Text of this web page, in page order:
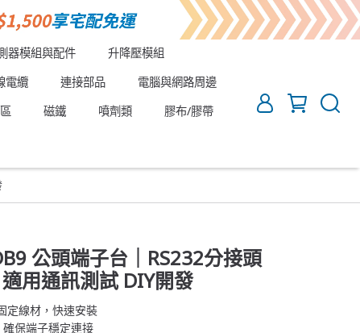
器模組與配件
升降壓模組
電纜 連接部品
電腦與網路周邊
磁鐵 噴劑類 膠布/膠帶
公頭端子台｜RS232分接頭
用通訊測試 DIY開發
定線材，快速安裝
保端子穩定連接